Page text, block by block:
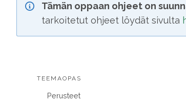
Tämän oppaan ohjeet on
tarkoitetut ohjeet löydät sivulta
TEEMAOPAS
Perusteet